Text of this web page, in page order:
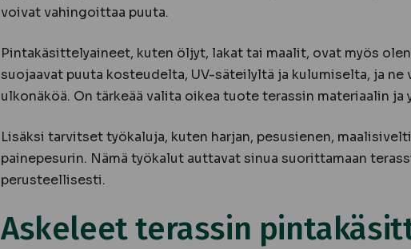
voivat vahingoittaa puuta.
Pintakäsittelyaineet, kuten öljyt, lakat tai maalit, ovat myös
suojaavat puuta kosteudelta, UV-säteilyltä ja kulumiselta, ja ne
ulkonäköä. On tärkeää valita oikea tuote terassin materiaalin
Lisäksi tarvitset työkaluja, kuten harjan, pesusienen,
painepesurin. Nämä työkalut auttavat sinua suorittamaan
perusteellisesti.
Askeleet terassin